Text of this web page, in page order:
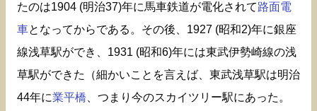
たのは1904 (明治37)年に馬車鉄道が電化されて路面電
車となってからである。その後、1927 (昭和2)年に銀座
線浅草駅ができ、1931 (昭和6)年には東武伊勢崎線の浅
草駅ができた（細かいことを言えば、東武浅草駅は明治
44年に業平橋 、つまり今のスカイツリー駅にあった。